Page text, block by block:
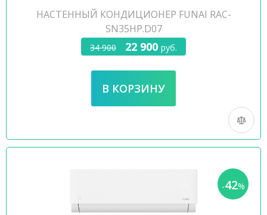
НАСТЕННЫЙ КОНДИЦИОНЕР FUNAI RAC-
SN35HP.D07
34 900 22 900 руб.
-42%